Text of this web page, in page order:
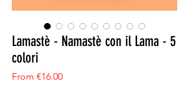
Lamastè - Namastè con il Lama - 5
colori
From €16.00Sale Price